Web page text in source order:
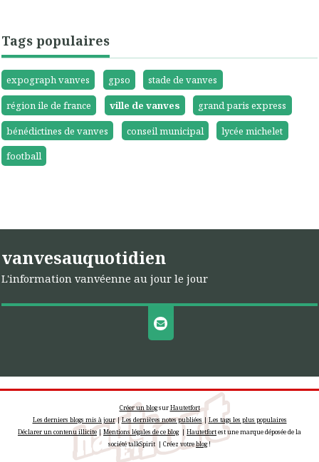
Tags populaires
expograph vanves gpso
stade de vanves
région ile de france
ville de vanves
grand paris express
bénédictines de vanves
conseil municipal
lycée michelet
football
vanvesauquotidien
L'information vanvéenne au jour le jour
Créer un blogsurHautetfort
Les derniers blogs mis à jour|Les dernières notes publiées |Les tags les plus populaires
Déclarer un contenu illicite|Mentions légales de ce blog| Hautetfortest une marque déposée de la
société talkSpirit | Créez votreblog!